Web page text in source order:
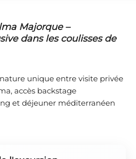
Majorque –
dans les coulisses de
unique entre visite privée
accès backstage
et déjeuner méditerranéen